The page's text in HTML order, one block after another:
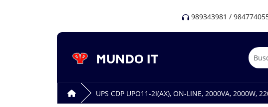
989343981 /
UPS CDP UPO11-2I(AX), ON-LINE, 2000VA, 2000W,